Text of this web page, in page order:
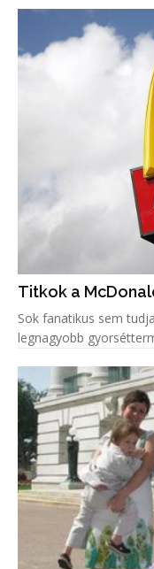
Titkok a
Sok fanatikus sem
legnagyobb